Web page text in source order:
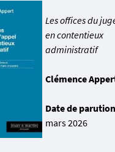
Les offices du
en contentieux
administratif
Clémence
Date de parution
mars 2026